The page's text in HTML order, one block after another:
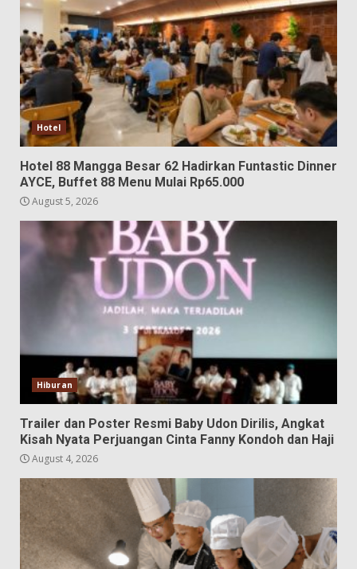
Hotel
Hotel 88 Mangga Besar 62 Hadirkan Funtastic Dinner
AYCE, Buffet 88 Menu Mulai Rp65.000
August 5, 2026
Hiburan
Trailer dan Poster Resmi Baby Udon Dirilis, Angkat
Kisah Nyata Perjuangan Cinta Fanny Kondoh dan Haji
August 4, 2026